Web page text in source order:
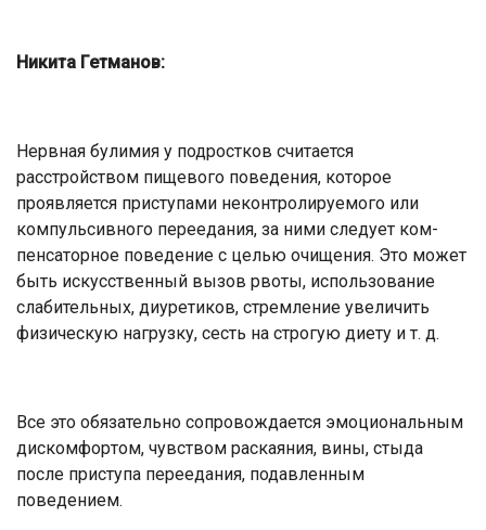
Никита Гетманов:
Нервная булимия у подростков счи­тается
расстройством пищевого пове­дения, которое
проявляется приступами неконтролируемого или
компульсивно­го переедания, за ними следует ком­
пенсаторное поведение с целью очи­щения. Это может
быть искусственный вызов рвоты, использование
слабитель­ных, диуретиков, стремление увеличить
физическую нагрузку, сесть на строгую диету и т. д.
Все это обязательно сопрово­ждается эмоциональным
дискомфор­том, чувством раскаяния, вины, стыда
после приступа переедания, подавлен­ным
поведением.